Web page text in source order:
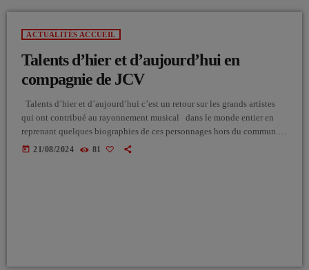
ACTUALITÉS ACCUEIL
Talents d’hier et d’aujourd’hui en
compagnie de JCV
Talents d’hier et d’aujourd’hui c’est un retour sur les grands artistes
qui ont contribué au rayonnement musical dans le monde entier en
reprenant quelques biographies de ces personnages hors du commun.
C’est aussi l’occasion de découvrir des nouveaux talents dans des
today 21/08/2024 81